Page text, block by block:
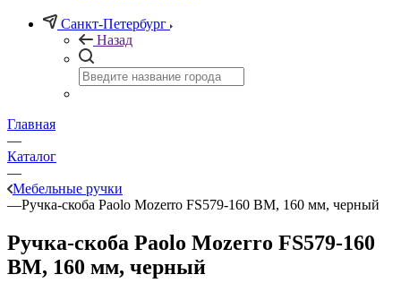
Санкт-Петербург
Назад
Главная
—
Каталог
—
Мебельные ручки
—Ручка-скоба Paolo Mozerro FS579-160 BM, 160 мм, черный
Ручка-скоба Paolo Mozerro FS579-160
BM, 160 мм, черный